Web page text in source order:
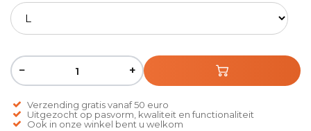
− +
Verzending gratis vanaf 50 euro
Uitgezocht op pasvorm, kwaliteit en functionaliteit
Ook in onze winkel bent u welkom